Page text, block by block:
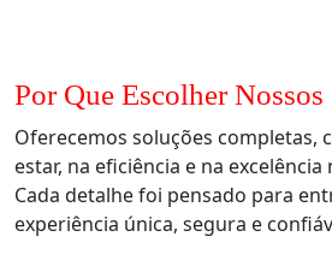
Por Que Escolher Nossos
Oferecemos soluções completas,
estar, na eficiência e na
Cada detalhe foi pensado para
experiência única, segura e